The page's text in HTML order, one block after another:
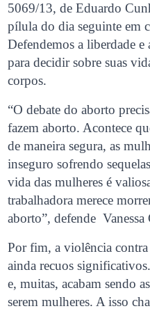
5069/13, de Eduardo
pílula do dia seguinte em
Defendemos a liberdade
para decidir sobre suas
corpos.
“O debate do aborto
fazem aborto. Acontece
de maneira segura, as
inseguro sofrendo
vida das mulheres é
trabalhadora merece
aborto”, defende Vanessa
Por fim, a violência contra
ainda recuos
e, muitas, acabam sendo
serem mulheres. A isso